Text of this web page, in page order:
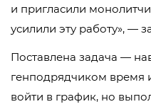
и пригласили
усилили эту работу», —
Поставлена задача —
генподрядчиком время
войти в график, но